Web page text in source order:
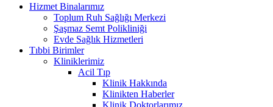
Hizmet Binalarımız
Toplum Ruh Sağlığı Merkezi
Şaşmaz Semt Polikliniği
Evde Sağlık Hizmetleri
Tıbbi Birimler
Kliniklerimiz
Acil Tıp
Klinik Hakkında
Klinikten Haberler
Klinik Doktorlarımız